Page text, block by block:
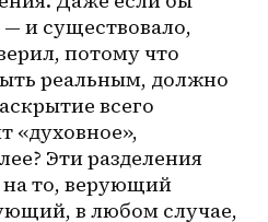
— и существовало,
потому что
реальным, должно
всего
«духовное»,
Эти разделения
то, верующий
в любом случае,